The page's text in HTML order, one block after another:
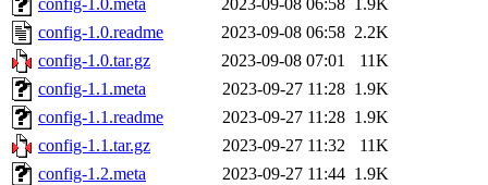
config-1.0.meta
2023-09-08 06:58 1.9K
config-1.0.readme
2023-09-08 06:58 2.2K
config-1.0.tar.gz
2023-09-08 07:01
11K
config-1.1.meta
2023-09-27 11:28 1.9K
config-1.1.readme
2023-09-27 11:28 1.9K
config-1.1.tar.gz
2023-09-27 11:32
11K
config-1.2.meta
2023-09-27 11:44 1.9K